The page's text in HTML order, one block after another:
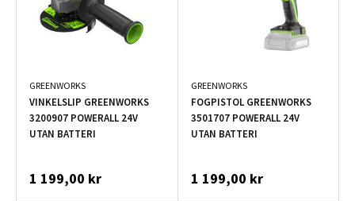
GREENWORKS
VINKELSLIP GREENWORKS
3200907 POWERALL 24V
UTAN BATTERI
1 199,00 kr
GREENWORKS
FOGPISTOL GREENWORKS
3501707 POWERALL 24V
UTAN BATTERI
1 199,00 kr